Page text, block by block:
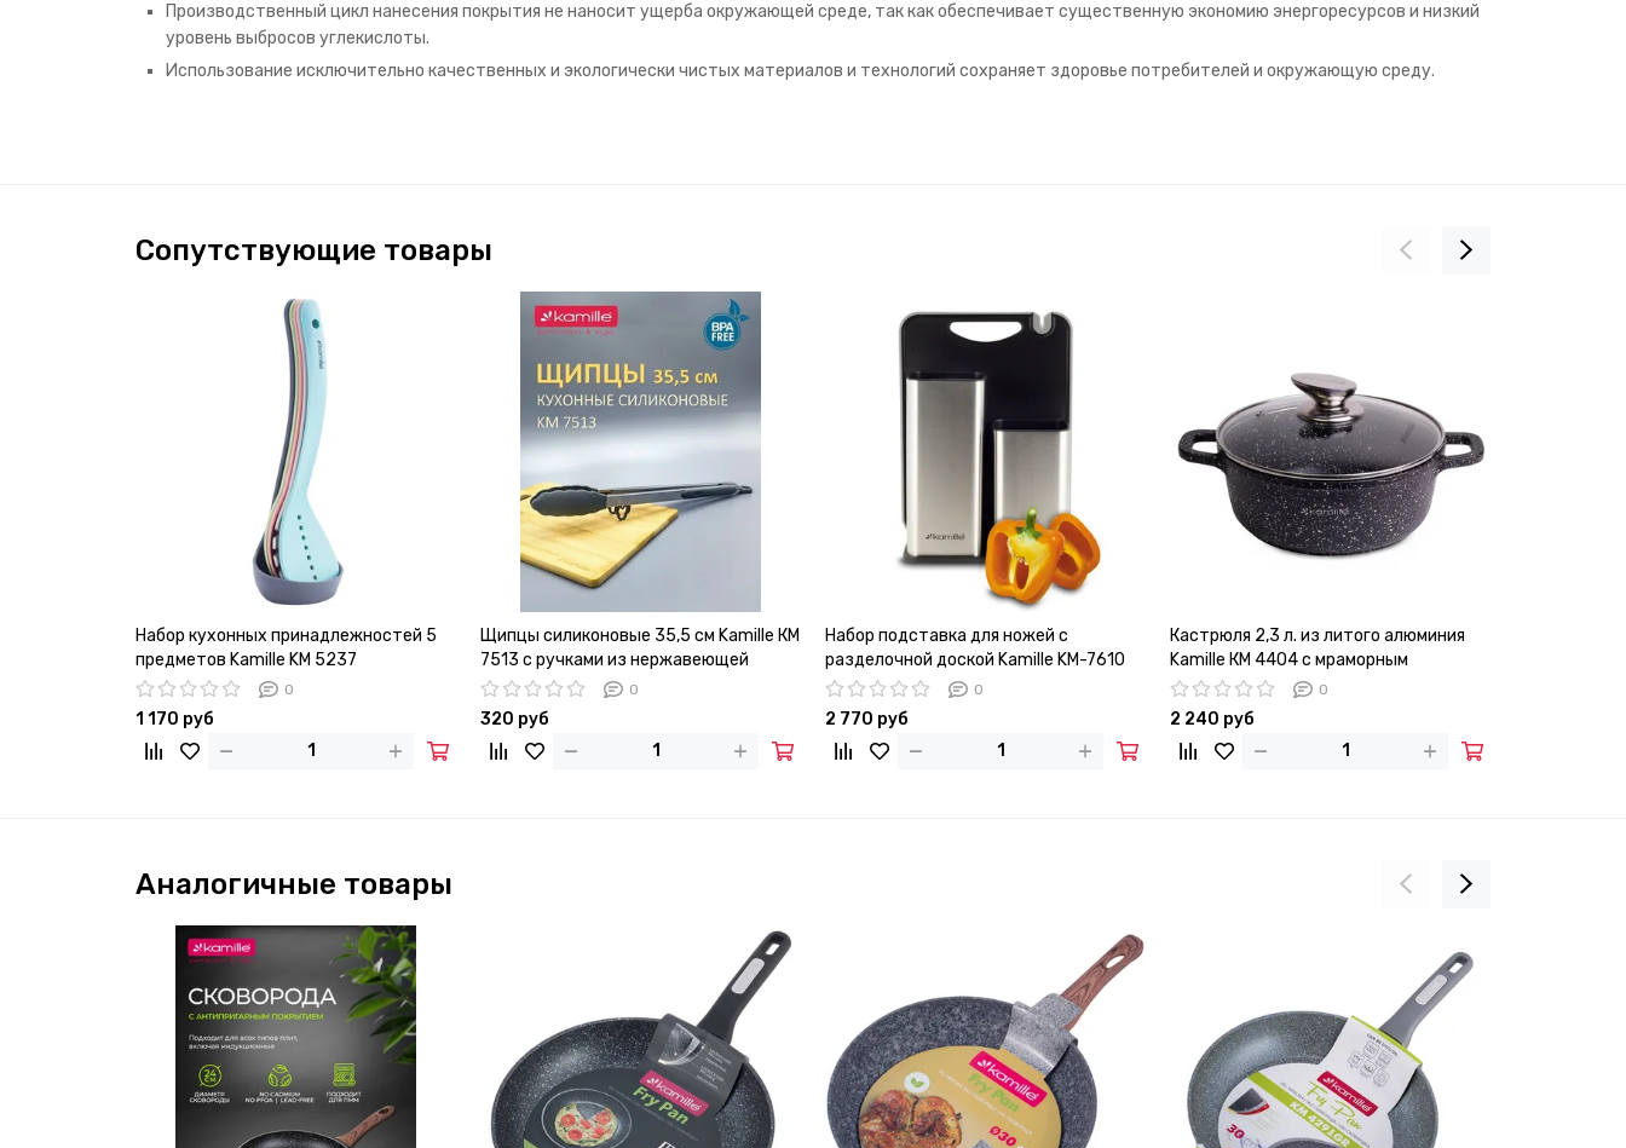
Производственный цикл нанесения покрытия не наносит ущерба окружающей среде, так как обеспечивает существенную экономию энергоресурсов и низкий
уровень выбросов углекислоты.
Использование исключительно качественных и экологически чистых материалов и технологий сохраняет здоровье потребителей и окружающую среду.
Сопутствующие товары
Набор кухонных принадлежностей 5
предметов Kamille KM 5237
0
1 170 руб
Щипцы силиконовые 35,5 см Kamille КМ
7513 с ручками из нержавеющей
стали
0
320 руб
Набор подставка для ножей с
разделочной доской Kamille KM-7610
0
2 770 руб
Кастрюля 2,3 л. из литого алюминия
Kamille КМ 4404 с мраморным
покрытием
0
2 240 руб
Аналогичные товары